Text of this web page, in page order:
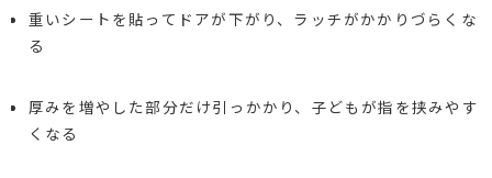
重いシートを貼ってドアが下がり、ラッチがかかりづらくな
る
厚みを増やした部分だけ引っかかり、子どもが指を挟みやす
くなる